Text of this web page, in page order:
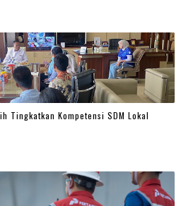
Tingkatkan Kompetensi SDM Lokal